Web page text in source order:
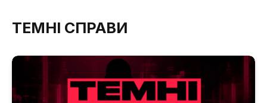
ТЕМНІ СПРАВИ